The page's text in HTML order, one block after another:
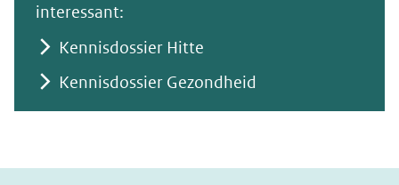
interessant:
Kennisdossier Hitte
Kennisdossier Gezondheid